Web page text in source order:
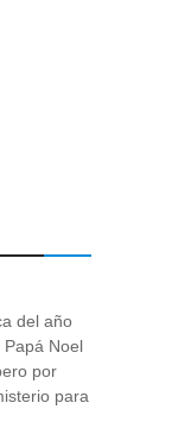
del año
Noel
por
para